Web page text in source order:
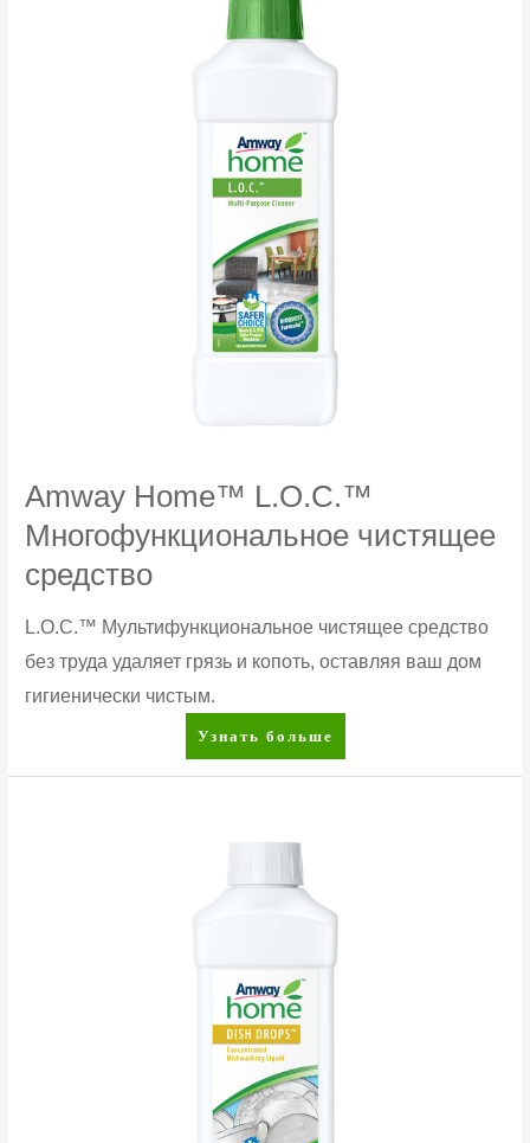
Amway Home™ L.O.C.™
Многофункциональное чистящее
средство
L.O.C.™ Мультифункциональное чистящее средство
без труда удаляет грязь и копоть, оставляя ваш дом
гигиенически чистым.
Amway
Home™
чистящее
Узнать больше